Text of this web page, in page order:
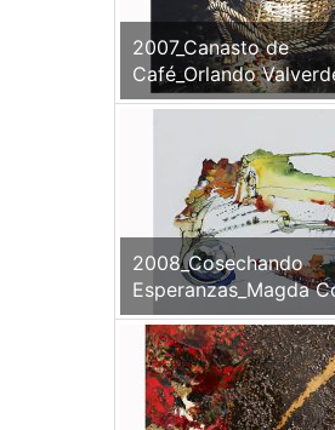
2007_Canasto de
Café_Orlando
2008_Cosechando
Esperanzas_Magda